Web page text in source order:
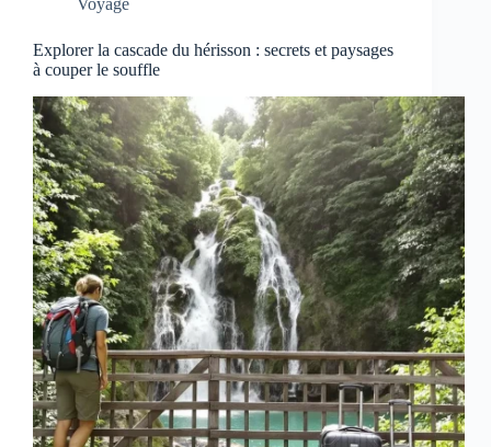
Voyage
Explorer la cascade du hérisson : secrets et paysages
à couper le souffle